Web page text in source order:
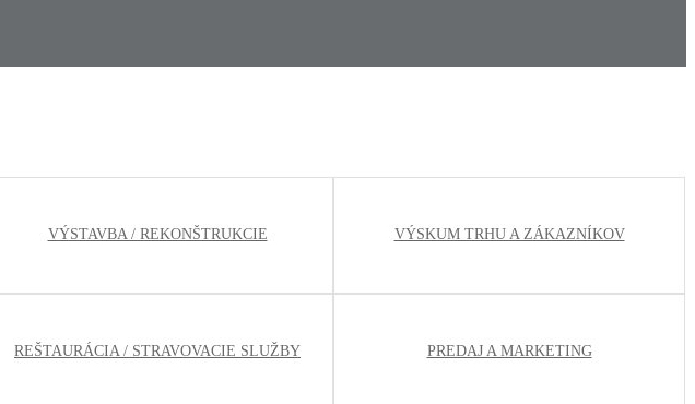
VÝSTAVBA / REKONŠTRUKCIE VÝSKUM TRHU A ZÁKAZNÍKOV
REŠTAURÁCIA / STRAVOVACIE SLUŽBY PREDAJ A MARKETING